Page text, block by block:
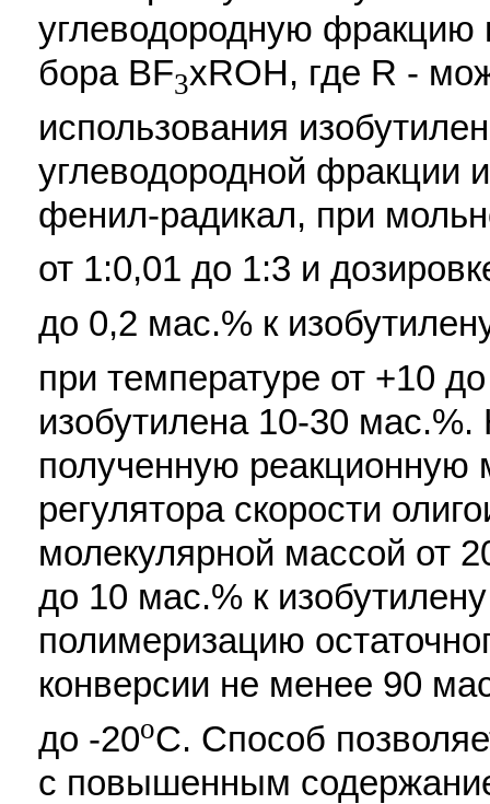
углеводородную фракцию
бора BF3хROH, где R -
использования
углеводородной фракции
фенил-радикал, при
от 1:0,01 до 1:3 и
до 0,2 мас.% к
при температуре от +10
изобутилена 10-30 мас.%.
полученную реакционную
регулятора скорости
молекулярной массой от
до 10 мас.% к
полимеризацию
конверсии не менее 90
до -20oС. Способ
с повышенным